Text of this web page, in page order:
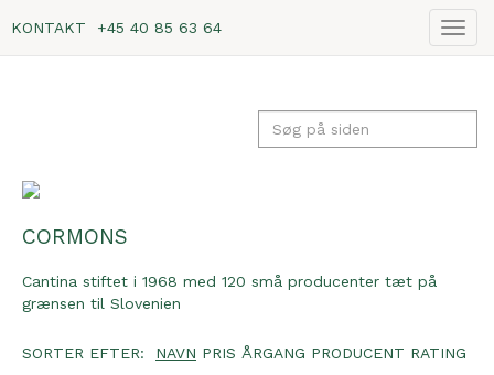
Vis
KONTAKT +45 40 85 63 64
CORMONS
Cantina stiftet i 1968 med 120 små producenter tæt på
grænsen til Slovenien
SORTER EFTER: NAVN PRIS ÅRGANG PRODUCENT RATING